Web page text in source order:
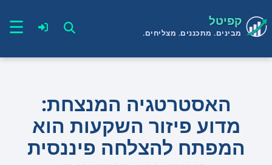
לתוכן קפיטל
מבינים. מתכננים. מצליחים. ☰
האסטרטגיה המנצחת:
מדוע פיזור השקעות הוא
המפתח להצלחה פיננסית